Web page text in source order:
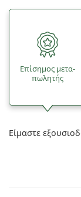
Επίσημος μετα­
πωλητής
Είμαστε